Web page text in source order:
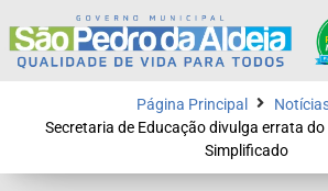
Página Principal
Secretaria de Educação divulga errata
Simplificado